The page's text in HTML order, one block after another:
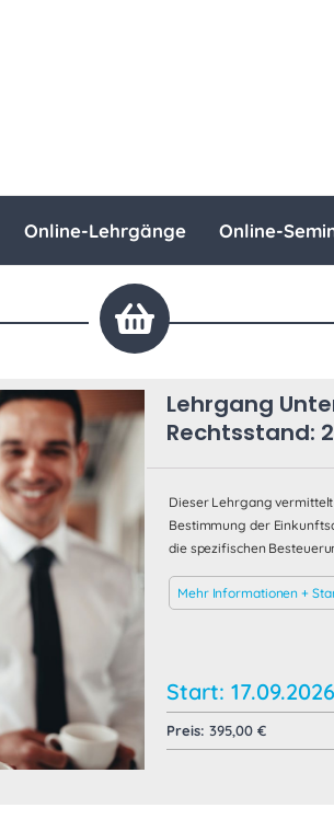
Online-Lehrgänge Online-
Lehrgang
Rechtsstand:
Dieser Lehrgang
Bestimmung der
die spezifischen
Mehr Informationen +
Start: 17.09.2026
Preis: 395,00 €